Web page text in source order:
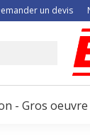
un devis
- Gros oeuvre